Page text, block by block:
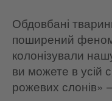
Обдовбані
поширений
колонізували
ви можете в усій
рожевих